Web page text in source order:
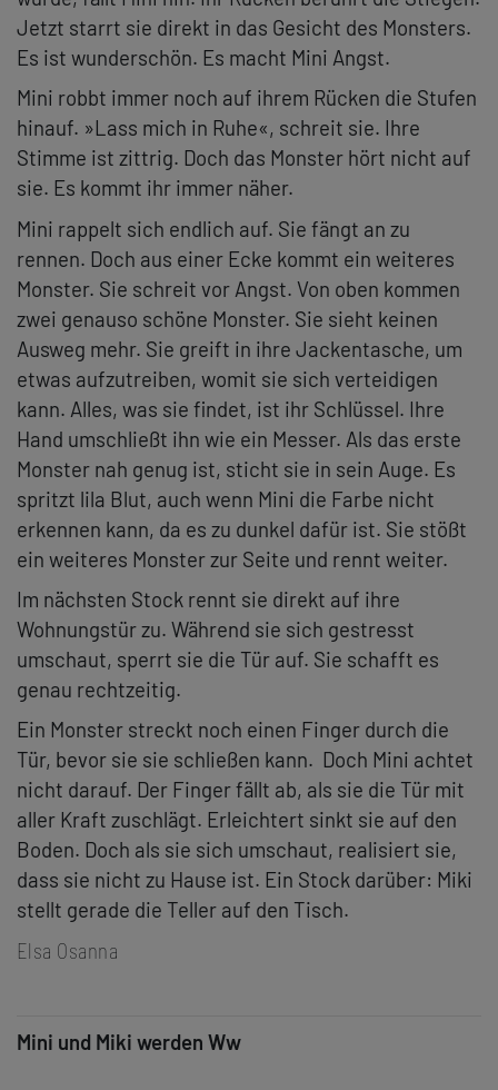
Jetzt starrt sie direkt in das Gesicht des Monsters.
Es ist wunderschön. Es macht Mini Angst.
Mini robbt immer noch auf ihrem Rücken die Stufen
hinauf. »Lass mich in Ruhe«, schreit sie. Ihre
Stimme ist zittrig. Doch das Monster hört nicht auf
sie. Es kommt ihr immer näher.
Mini rappelt sich endlich auf. Sie fängt an zu
rennen. Doch aus einer Ecke kommt ein weiteres
Monster. Sie schreit vor Angst. Von oben kommen
zwei genauso schöne Monster. Sie sieht keinen
Ausweg mehr. Sie greift in ihre Jackentasche, um
etwas aufzutreiben, womit sie sich verteidigen
kann. Alles, was sie findet, ist ihr Schlüssel. Ihre
Hand umschließt ihn wie ein Messer. Als das erste
Monster nah genug ist, sticht sie in sein Auge. Es
spritzt lila Blut, auch wenn Mini die Farbe nicht
erkennen kann, da es zu dunkel dafür ist. Sie stößt
ein weiteres Monster zur Seite und rennt weiter.
Im nächsten Stock rennt sie direkt auf ihre
Wohnungstür zu. Während sie sich gestresst
umschaut, sperrt sie die Tür auf. Sie schafft es
genau rechtzeitig.
Ein Monster streckt noch einen Finger durch die
Tür, bevor sie sie schließen kann. Doch Mini achtet
nicht darauf. Der Finger fällt ab, als sie die Tür mit
aller Kraft zuschlägt. Erleichtert sinkt sie auf den
Boden. Doch als sie sich umschaut, realisiert sie,
dass sie nicht zu Hause ist. Ein Stock darüber: Miki
stellt gerade die Teller auf den Tisch.
Elsa Osanna
Mini und Miki werden Ww